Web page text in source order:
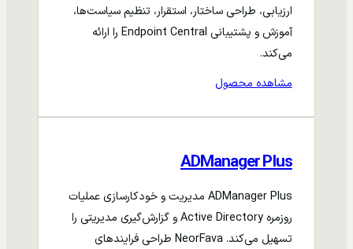
ارزیابی، طراحی ساختار، استقرار، تنظیم سیاست‌ها،
آموزش و پشتیبانی Endpoint Central را ارائه
می‌کند.
مشاهده محصول
ADManager Plus
ADManager Plus مدیریت و خودکارسازی عملیات
روزمره Active Directory و گزارش‌گیری مدیریتی را
تسهیل می‌کند. NeorFava طراحی فرایندهای